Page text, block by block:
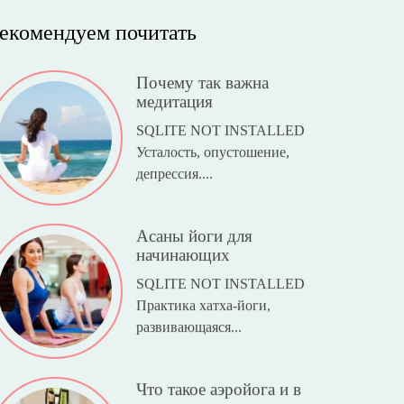
почитать
Почему так важна
медитация
SQLITE NOT INSTALLED
Усталость, опустошение,
депрессия....
Асаны йоги для
начинающих
SQLITE NOT INSTALLED
Практика хатха-йоги,
развивающаяся...
Что такое аэройога и в